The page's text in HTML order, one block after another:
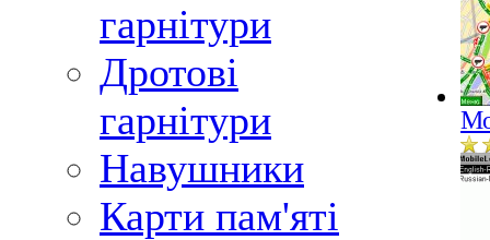
гарнітури
Дротові
гарнітури
Навушники
Карти пам'яті